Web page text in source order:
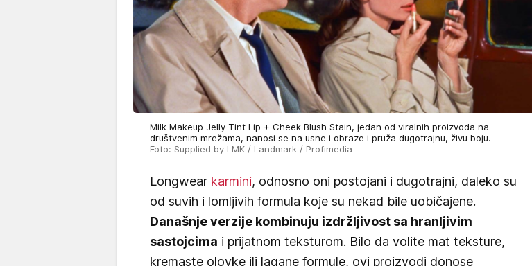
Milk Makeup Jelly Tint Lip + Cheek Blush Stain, jedan od viralnih proizvoda na
društvenim mrežama, nanosi se na usne i obraze i pruža dugotrajnu, živu boju.
Foto: Supplied by LMK / Landmark / Profimedia
Longwear karmini, odnosno oni postojani i dugotrajni, daleko su
od suvih i lomljivih formula koje su nekad bile uobičajene.
Današnje verzije kombinuju izdržljivost sa hranljivim
sastojcima i prijatnom teksturom. Bilo da volite mat teksture,
kremaste olovke ili lagane formule, ovi proizvodi donose